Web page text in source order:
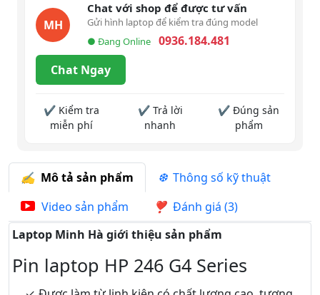
MH
Chat với shop để được tư vấn
Gửi hình laptop để kiểm tra đúng model
● Đang Online
0936.184.481
Chat Ngay
✔ Kiểm tra
miễn phí
✔ Trả lời
nhanh
✔ Đúng sản
phẩm
Mô tả sản phẩm
Thông số kỹ thuật
Video sản phẩm
Đánh giá (3)
Laptop Minh Hà giới thiệu sản phẩm
Pin laptop HP 246 G4 Series